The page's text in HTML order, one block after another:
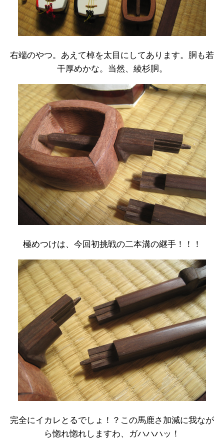
右端のやつ。あえて棹を太目にしてあります。胴も若
干厚めかな。当然、綾杉胴。
極めつけは、今回初挑戦の二本溝の継手！！！
完全にイカレとるでしょ！？この馬鹿さ加減に我なが
ら惚れ惚れしますわ、ガハハハッ！